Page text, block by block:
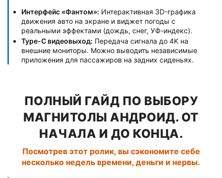
Интерфейс «Фантом»: Интерактивная 3D-графика
движения авто на экране и виджет погоды с
реальными эффектами (дождь, снег, УФ-индекс).
Type-C видеовыход: Передача сигнала до 4K на
внешние мониторы. Можно выводить независимые
приложения для пассажиров на задних сиденьях.
ПОЛНЫЙ ГАЙД ПО ВЫБОРУ
МАГНИТОЛЫ АНДРОИД. ОТ
НАЧАЛА И ДО КОНЦА.
Посмотрев этот ролик, вы сэкономите себе
несколько недель времени, деньги и нервы.